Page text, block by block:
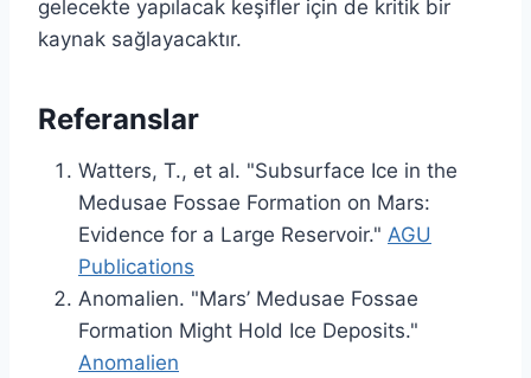
gelecekte yapılacak keşifler için de kritik bir
kaynak sağlayacaktır.
Referanslar
Watters, T., et al. "Subsurface Ice in the
Medusae Fossae Formation on Mars:
Evidence for a Large Reservoir." AGU
Publications
Anomalien. "Mars’ Medusae Fossae
Formation Might Hold Ice Deposits."
Anomalien